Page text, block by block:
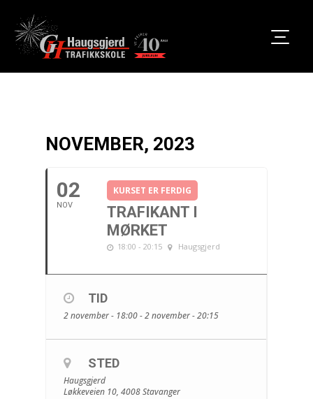
NOVEMBER, 2023
02
NOV
KURSET ER FERDIG
TRAFIKANT I
MØRKET
18:00 - 20:15 Haugsgjerd
TID
2 november - 18:00 - 2 november - 20:15
STED
Haugsgjerd
Løkkeveien 10, 4008 Stavanger